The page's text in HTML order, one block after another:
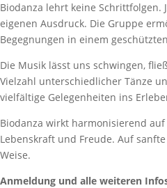
Biodanza lehrt keine Schrittfolgen.
eigenen Ausdruck. Die Gruppe
Begegnungen in einem
Die Musik lässt uns schwingen,
Vielzahl unterschiedlicher Tänze
vielfältige Gelegenheiten ins
Biodanza wirkt harmonisierend
Lebenskraft und Freude. Auf
Weise.
Anmeldung und alle weiteren